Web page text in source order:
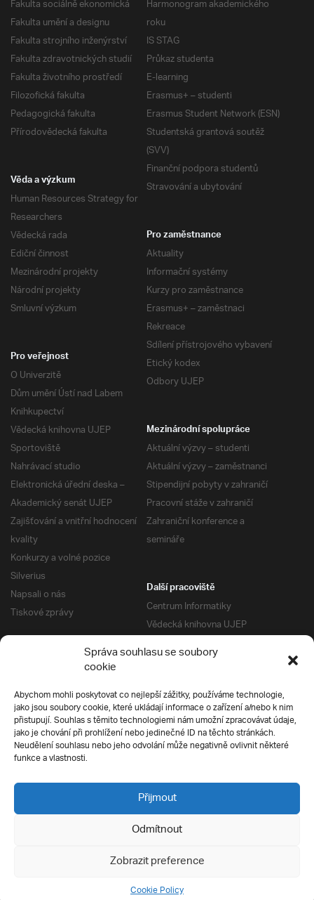
Správa souhlasu se soubory
cookie
Abychom mohli poskytovat co nejlepší zážitky, používáme technologie,
jako jsou soubory cookie, které ukládají informace o zařízení a/nebo k nim
přistupují. Souhlas s těmito technologiemi nám umožní zpracovávat údaje,
jako je chování při prohlížení nebo jedinečné ID na těchto stránkách.
Neudělení souhlasu nebo jeho odvolání může negativně ovlivnit některé
funkce a vlastnosti.
Přijmout
Odmítnout
Zobrazit preference
Cookie Policy
Fakulta sociálně ekonomická
Fakulta umění a designu
Fakulta strojního inženýrství
Fakulta zdravotnických studií
Fakulta životního prostředí
Filozofická fakulta
Pedagogická fakulta
Přírodovědecká fakulta
Harmonogram akademického
roku
IS STAG
Průkaz studenta
E-learning
Erasmus+ – studenti
Erasmus Student Network (ESN)
Studentská grantová soutěž
(SVV)
Finanční podpora studentů
Stravování a ubytování
Věda a výzkum
Human Resources Strategy for
Researchers
Vědecká rada
Ediční činnost
Mezinárodní projekty
Národní projekty
Smluvní výzkum
Pro zaměstnance
Aktuality
Informační systémy
Kurzy pro zaměstnance
Erasmus+ – zaměstnaci
Rekreace
Sdílení přístrojového vybavení
Etický kodex
Odbory UJEP
Pro veřejnost
O Univerzitě
Dům umění Ústí nad Labem
Knihkupectví
Vědecká knihovna UJEP
Sportoviště
Nahrávací studio
Elektronická úřední deska –
Akademický senát UJEP
Zajišťování a vnitřní hodnocení
kvality
Konkurzy a volné pozice
Silverius
Napsali o nás
Tiskové zprávy
Mezinárodní spolupráce
Aktuální výzvy – studenti
Aktuální výzvy – zaměstnanci
Stipendijní pobyty v zahraničí
Pracovní stáže v zahraničí
Zahraniční konference a
semináře
Další pracoviště
Centrum Informatiky
Vědecká knihovna UJEP
Správa kolejí a menz
Univerzitní centrum podpory
Silverius
Pro uchazeče
Přijímací řízení
E-prihlaska
Přípravné kurzy
Ochrana soukromí
Všechna práva vyhrazena